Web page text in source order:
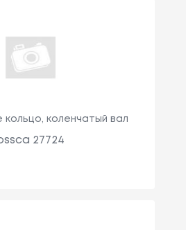
коленчатый вал
27724